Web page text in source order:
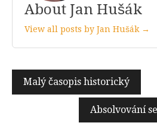
About Jan Hušák
View all posts by Jan Hušák →
Navigace
pro
příspěvek
Malý časopis historický
Absolvování